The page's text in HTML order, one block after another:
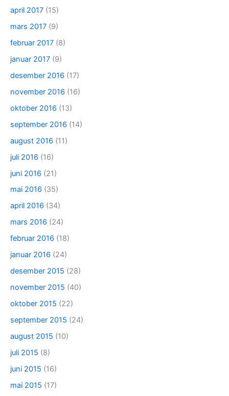
april 2017 (15)
mars 2017 (9)
februar 2017 (8)
januar 2017 (9)
desember 2016 (17)
november 2016 (16)
oktober 2016 (13)
september 2016 (14)
august 2016 (11)
juli 2016 (16)
juni 2016 (21)
mai 2016 (35)
april 2016 (34)
mars 2016 (24)
februar 2016 (18)
januar 2016 (24)
desember 2015 (28)
november 2015 (40)
oktober 2015 (22)
september 2015 (24)
august 2015 (10)
juli 2015 (8)
juni 2015 (16)
mai 2015 (17)